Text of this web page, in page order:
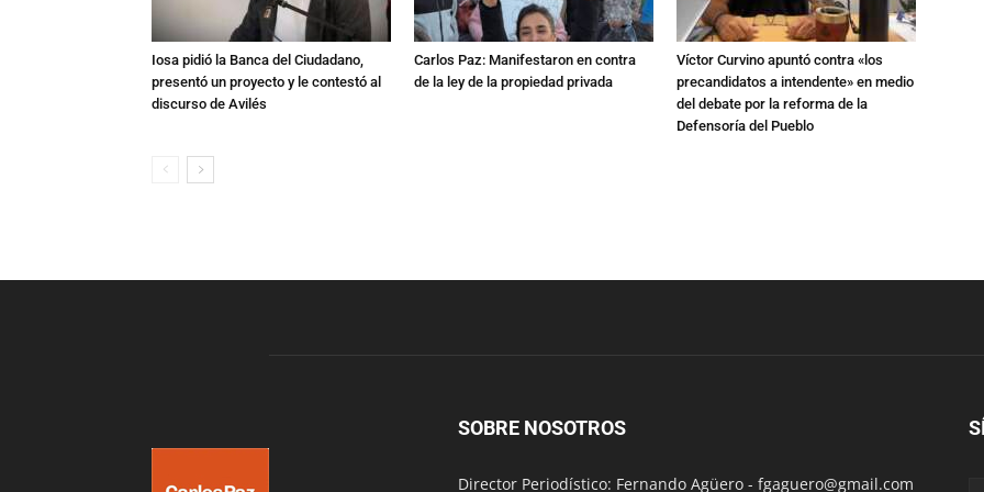
Iosa pidió la Banca del Ciudadano,
presentó un proyecto y le contestó al
discurso de Avilés
Carlos Paz: Manifestaron en contra
de la ley de la propiedad privada
Víctor Curvino apuntó contra «los
precandidatos a intendente» en medio
del debate por la reforma de la
Defensoría del Pueblo
SOBRE NOSOTROS
Director Periodístico: Fernando Agüero - fgaguero@gmail.com